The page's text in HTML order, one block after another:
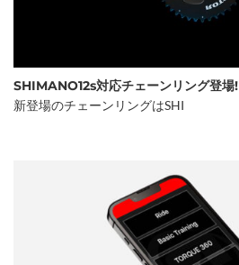
SHIMANO12s対応チェーンリング登場!
新登場のチェーンリングはSHI